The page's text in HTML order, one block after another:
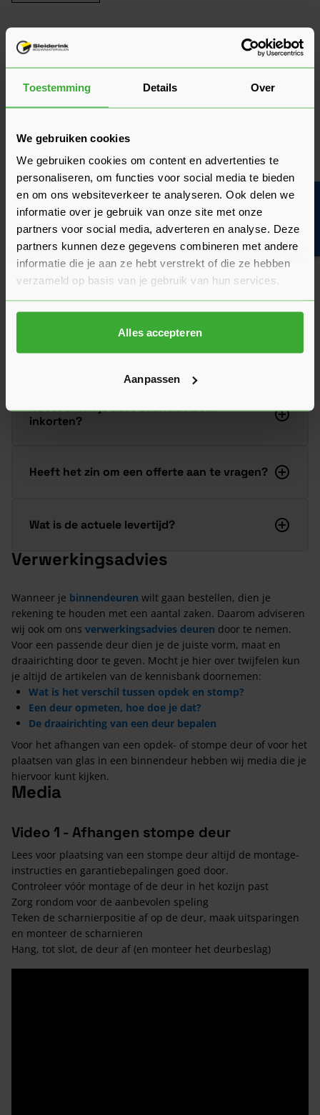
Toestemming Details Over
We gebruiken cookies
We gebruiken cookies om content en advertenties te
personaliseren, om functies voor social media te bieden
en om ons websiteverkeer te analyseren. Ook delen we
informatie over je gebruik van onze site met onze
partners voor social media, adverteren en analyse. Deze
partners kunnen deze gegevens combineren met andere
informatie die je aan ze hebt verstrekt of die ze hebben
verzameld op basis van je gebruik van hun services.
Alles accepteren
Aanpassen
Is het ook mogelijk om de deuren zonder
slotgat te leveren?
Zijn deze deuren ook geschikt als
Monteren jullie ook?
Welke scharnieren heb ik nodig bij mijn
deur?
kan ik deze deur ook in een andere maat
bestellen?
Glas van deur kapot, wat nu?
Hoeveel kan je deze Skantrae deur
inkorten?
Heeft het zin om een offerte aan te vragen?
Wat is de actuele levertijd?
Verwerkingsadvies
Wanneer je binnendeuren wilt gaan bestellen, dien je
rekening te houden met een aantal zaken. Daarom adviseren
wij ook om ons verwerkingsadvies deuren door te nemen.
Voor een passende deur dien je de juiste vorm, maat en
draairichting door te geven. Mocht je hier over twijfelen kun
je altijd de artikelen van de kennisbank doornemen:
Wat is het verschil tussen opdek en stomp?
Een deur opmeten, hoe doe je dat?
De draairichting van een deur bepalen
Voor het afhangen van een opdek- of stompe deur of voor het
plaatsen van glas in een binnendeur hebben wij media die je
hiervoor kunt kijken.
Media
Video 1 - Afhangen stompe deur
Lees voor plaatsing van een stompe deur altijd de montage-
instructies en garantiebepalingen goed door.
Controleer vóór montage of de deur in het kozijn past
Zorg rondom voor de aanbevolen speling
Teken de scharnierpositie af op de deur, maak uitsparingen
en monteer de scharnieren
Hang, tot slot, de deur af (en monteer het deurbeslag)